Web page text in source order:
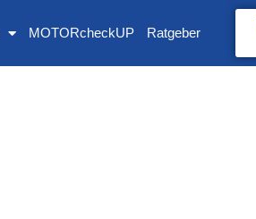
MOTORcheckUP Ratgeber